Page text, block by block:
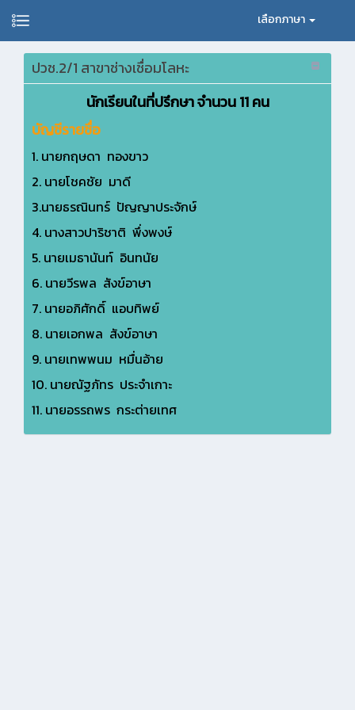
เลือกภาษา
ปวช.2/1 สาขาช่างเชื่อมโลหะ
นักเรียนในที่ปรึกษา จำนวน 11 คน
บัญชีรายชื่อ
1. นายกฤษดา ทองขาว
2. นายโชคชัย มาดี
3.นายธรณินทร์ ปัญญาประจักษ์
4. นางสาวปาริชาติ พึ่งพงษ์
5. นายเมธานันท์ อินทนัย
6. นายวีรพล สังข์อาษา
7. นายอภิศักดิ์ แอบทิพย์
8. นายเอกพล สังข์อาษา
9. นายเทพพนม หมื่นอ้าย
10. นายณัฐภัทร ประจำเกาะ
11. นายอรรถพร กระต่ายเทศ